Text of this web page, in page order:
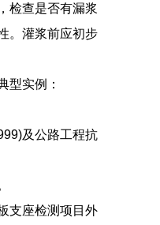
检查是否有漏浆
。灌浆前应初步
型实例：
及公路工程抗
支座检测项目外